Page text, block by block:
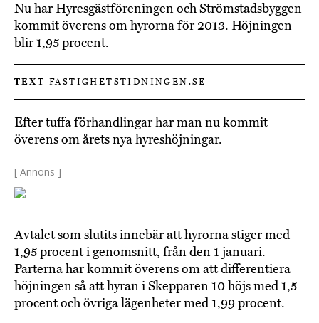
Nu har Hyresgästföreningen och Strömstadsbyggen
kommit överens om hyrorna för 2013. Höjningen
blir 1,95 procent.
TEXT FASTIGHETSTIDNINGEN.SE
Efter tuffa förhandlingar har man nu kommit
överens om årets nya hyreshöjningar.
[ Annons ]
Avtalet som slutits innebär att hyrorna stiger med
1,95 procent i genomsnitt, från den 1 januari.
Parterna har kommit överens om att differentiera
höjningen så att hyran i Skepparen 10 höjs med 1,5
procent och övriga lägenheter med 1,99 procent.